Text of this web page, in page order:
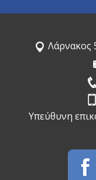
Λάρνακος
Υπεύθυνη